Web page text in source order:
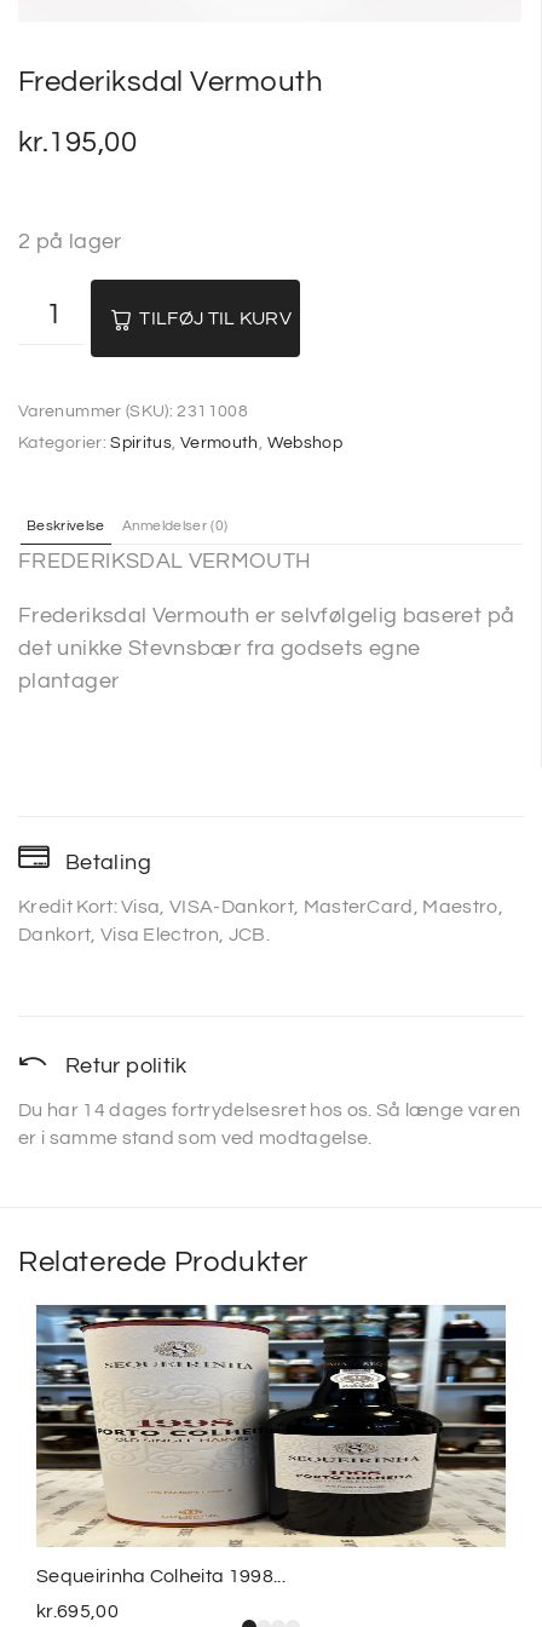
Frederiksdal Vermouth
kr.195,00
2 på lager
TILFØJ TIL KURV
Varenummer (SKU): 2311008
Kategorier:Spiritus Vermouth Webshop
Beskrivelse Anmeldelser (0)
FREDERIKSDAL VERMOUTH
Frederiksdal Vermouth er selvfølgelig baseret på
det unikke Stevnsbær fra godsets egne
plantager
Betaling
Kredit Kort: Visa, VISA-Dankort, MasterCard, Maestro,
Dankort, Visa Electron, JCB.
Retur politik
Du har 14 dages fortrydelsesret hos os. Så længe varen
er i samme stand som ved modtagelse.
Relaterede Produkter
Sequeirinha Colheita 1998...
kr.695,00